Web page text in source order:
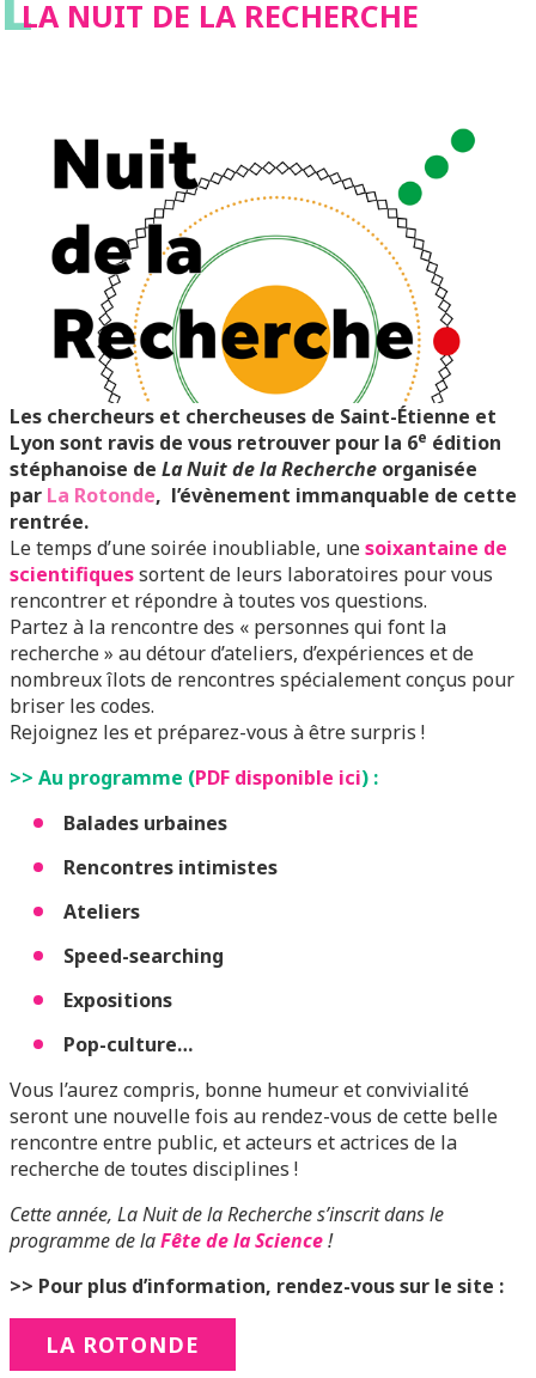
LA NUIT DE LA RECHERCHE
Les chercheurs et chercheuses de Saint-Étienne et
Lyon sont ravis de vous retrouver pour la 6e édition
stéphanoise de La Nuit de la Recherche organisée
par La Rotonde, l’évènement immanquable de cette
rentrée.
Le temps d’une soirée inoubliable, unesoixantaine de
scientifiquessortent de leurs laboratoires pour vous
rencontrer et répondre à toutes vos questions.
Partez à la rencontre des « personnes qui font la
recherche » au détour d’ateliers, d’expériences et de
nombreux îlots de rencontres spécialement conçus pour
briser les codes.
Rejoignez les et préparez-vous à être surpris !
>> Au programme (PDF disponible ici) :
Balades urbaines
Rencontres intimistes
Ateliers
Speed-searching
Expositions
Pop-culture…
Vous l’aurez compris, bonne humeur et convivialité
seront une nouvelle fois au rendez-vous de cette belle
rencontre entre public, et acteurs et actrices de la
recherche de toutes disciplines !
Cette année, La Nuit de la Recherche s’inscrit dans le
programme de laFête de la Science!
>> Pour plus d’information, rendez-vous sur le site :
LA ROTONDE